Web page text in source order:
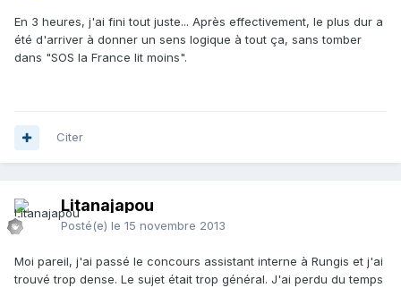
En 3 heures, j'ai fini tout juste... Après effectivement, le plus dur a
été d'arriver à donner un sens logique à tout ça, sans tomber
dans "SOS la France lit moins".
Citer
Litanajapou
Posté(e) le 15 novembre 2013
Moi pareil, j'ai passé le concours assistant interne à Rungis et j'ai
trouvé trop dense. Le sujet était trop général. J'ai perdu du temps